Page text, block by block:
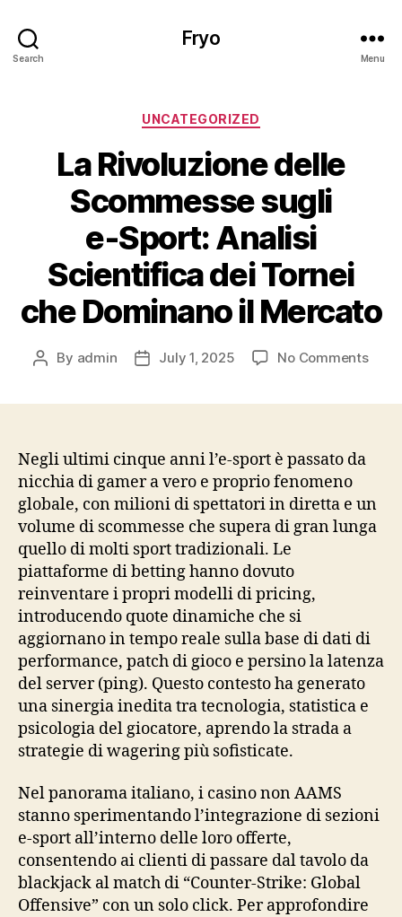
Search
Fryo
Menu
Categories
UNCATEGORIZED
La Rivoluzione delle
Scommesse sugli
e‑Sport: Analisi
Scientifica dei Tornei
che Dominano il Mercato
Post
By admin
PostJuly 1, 2025 No Commentson
dei
Negli ultimi cinque anni l’e‑sport è passato da
nicchia di gamer a vero e proprio fenomeno
globale, con milioni di spettatori in diretta e un
volume di scommesse che supera di gran lunga
quello di molti sport tradizionali. Le
piattaforme di betting hanno dovuto
reinventare i propri modelli di pricing,
introducendo quote dinamiche che si
aggiornano in tempo reale sulla base di dati di
performance, patch di gioco e persino la latenza
del server (ping). Questo contesto ha generato
una sinergia inedita tra tecnologia, statistica e
psicologia del giocatore, aprendo la strada a
strategie di wagering più sofisticate.
Nel panorama italiano, i casino non AAMS
stanno sperimentando l’integrazione di sezioni
e‑sport all’interno delle loro offerte,
consentendo ai clienti di passare dal tavolo da
blackjack al match di “Counter‑Strike: Global
Offensive” con un solo click. Per approfondire